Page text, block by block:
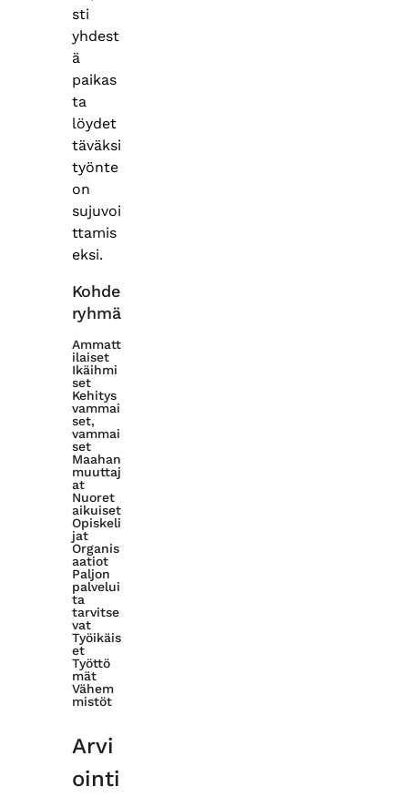
sti
yhdest
ä
paikas
ta
löydet
täväksi
työnte
on
sujuvoi
ttamis
eksi.
Kohde
ryhmä
Ammatt
ilaiset
Ikäihmi
set
Kehitys
vammai
set,
vammai
set
Maahan
muuttaj
at
Nuoret
aikuiset
Opiskeli
jat
Organis
aatiot
Paljon
palvelui
ta
tarvitse
vat
Työikäis
et
Työttö
mät
Vähem
mistöt
Arvi
ointi